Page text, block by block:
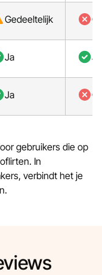
Gedeeltelijk
Ja Ja
Ja
gebruikers die op
In
verbindt het je